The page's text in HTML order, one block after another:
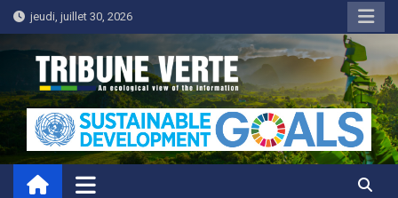
Skip
to
content
jeudi, juillet 30, 2026
Tribune Verte
Un regard écologique de l'information